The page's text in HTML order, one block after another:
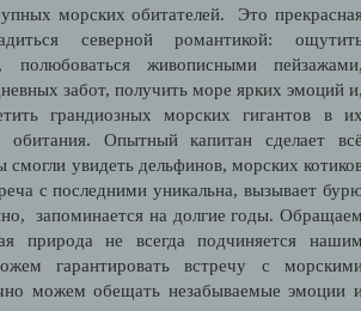
морских обитателей. Это
северной романтикой:
полюбоваться живописными
забот, получить море ярких эмоций
грандиозных морских гигантов в
обитания. Опытный капитан сделает
увидеть дельфинов, морских
с последними уникальна, вызывает
запоминается на долгие годы.
природа не всегда подчиняется
гарантировать встречу с
можем обещать незабываемые эмоции